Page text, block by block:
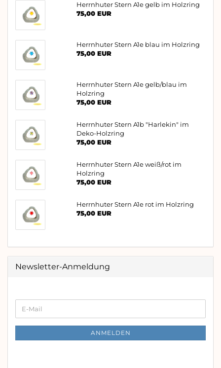
Herrnhuter Stern A1e gelb im Holzring
75,00 EUR
Herrnhuter Stern A1e blau im Holzring
75,00 EUR
Herrnhuter Stern A1e gelb/blau im
Holzring
75,00 EUR
Herrnhuter Stern A1b "Harlekin" im
Deko-Holzring
75,00 EUR
Herrnhuter Stern A1e weiß/rot im
Holzring
75,00 EUR
Herrnhuter Stern A1e rot im Holzring
75,00 EUR
Newsletter-Anmeldung
ZUR
E-
Mail
ANMELDEN